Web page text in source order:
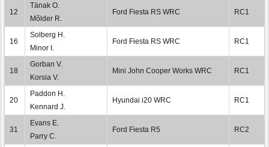
12
Tänak O.
Mõlder R.
Ford Fiesta RS WRC RC1
16
Solberg H.
Minor I.
Ford Fiesta RS WRC RC1
18
Gorban V.
Korsia V.
Mini John Cooper Works WRC RC1
20
Paddon H.
Kennard J.
Hyundai i20 WRC RC1
31
Evans E.
Parry C.
Ford Fiesta R5 RC2